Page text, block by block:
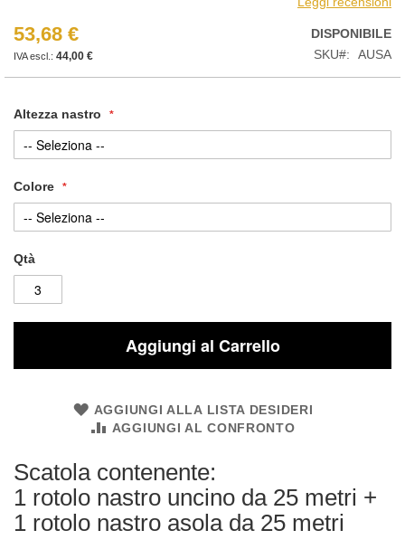
53,68 €
44,00 €
DISPONIBILE
SKU
AUSA
Altezza nastro
Colore
Qtà
Aggiungi al Carrello
AGGIUNGI ALLA LISTA DESIDERI
AGGIUNGI AL CONFRONTO
Scatola contenente:
1 rotolo nastro uncino da 25 metri +
1 rotolo nastro asola da 25 metri